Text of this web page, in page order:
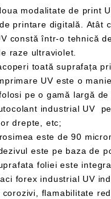
raze ultraviolet.
UV este o
drepte, etc;
este de 90
este pe baza de
foliei este integral
corozivi, flamabilitate